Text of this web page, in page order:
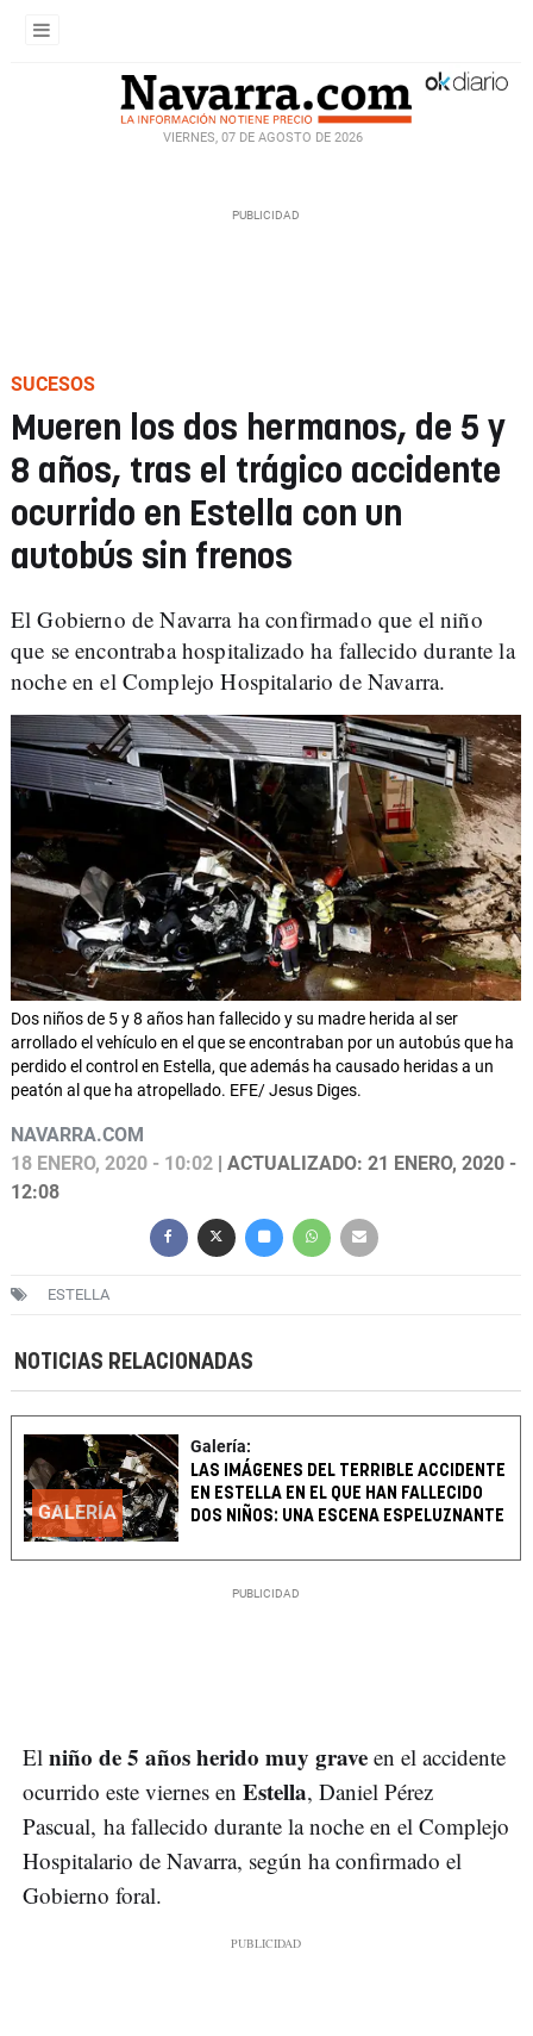
VIERNES, 07 DE AGOSTO DE 2026
SUCESOS
Mueren los dos hermanos, de 5 y
8 años, tras el trágico accidente
ocurrido en Estella con un
autobús sin frenos
El Gobierno de Navarra ha confirmado que el niño
que se encontraba hospitalizado ha fallecido durante la
noche en el Complejo Hospitalario de Navarra.
Dos niños de 5 y 8 años han fallecido y su madre herida al ser
arrollado el vehículo en el que se encontraban por un autobús que ha
perdido el control en Estella, que además ha causado heridas a un
peatón al que ha atropellado. EFE/ Jesus Diges.
NAVARRA.COM
18 ENERO, 2020 - 10:02 | ACTUALIZADO: 21 ENERO, 2020 -
12:08
ESTELLA
NOTICIAS RELACIONADAS
GALERÍA
Galería:
LAS IMÁGENES DEL TERRIBLE ACCIDENTE
EN ESTELLA EN EL QUE HAN FALLECIDO
DOS NIÑOS: UNA ESCENA ESPELUZNANTE
El niño de 5 años herido muy grave en el accidente
ocurrido este viernes en Estella, Daniel Pérez
Pascual, ha fallecido durante la noche en el Complejo
Hospitalario de Navarra, según ha confirmado el
Gobierno foral.